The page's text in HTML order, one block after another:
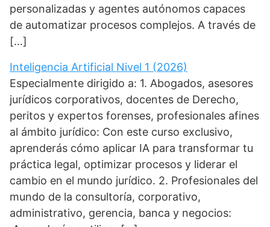
personalizadas y agentes autónomos capaces
de automatizar procesos complejos. A través de
[…]
Inteligencia Artificial Nivel 1 (2026)
Especialmente dirigido a: 1. Abogados, asesores
jurídicos corporativos, docentes de Derecho,
peritos y expertos forenses, profesionales afines
al ámbito jurídico: Con este curso exclusivo,
aprenderás cómo aplicar IA para transformar tu
práctica legal, optimizar procesos y liderar el
cambio en el mundo jurídico. 2. Profesionales del
mundo de la consultoría, corporativo,
administrativo, gerencia, banca y negocios: